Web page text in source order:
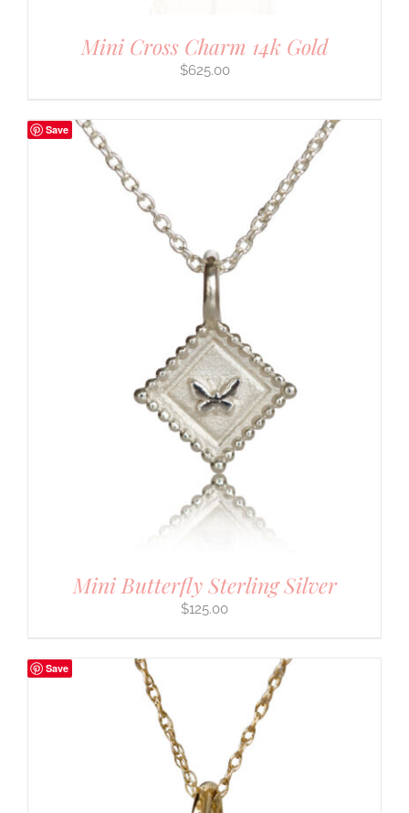
Mini Cross Charm 14k Gold
$625.00
Save
Mini Butterfly Sterling Silver
$125.00
Save